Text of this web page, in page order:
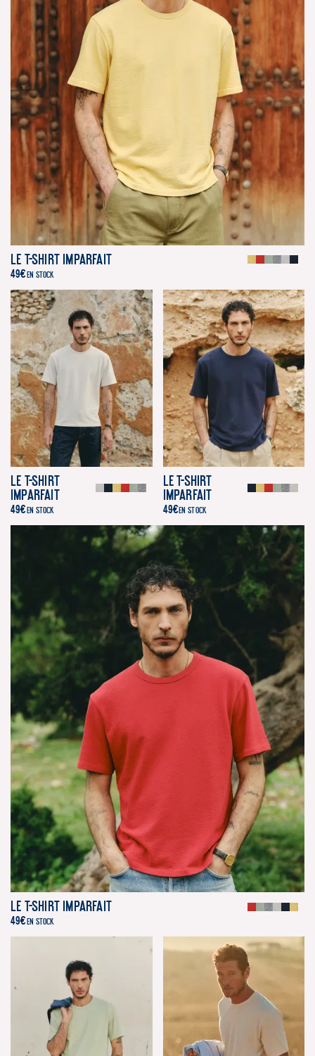
Le T-Shirt Imparfait
49€EN STOCK
Le T-Shirt
Imparfait
49€EN STOCK
Le T-Shirt
Imparfait
49€EN STOCK
Le T-Shirt Imparfait
49€ EN STOCK